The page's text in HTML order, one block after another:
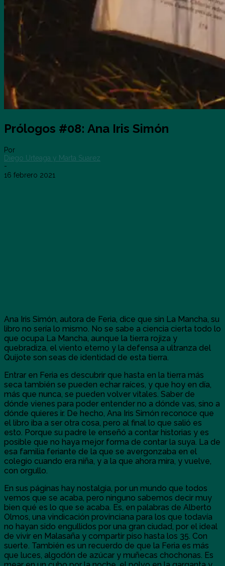
Prólogos #08: Ana Iris Simón
Por
Diego Urteaga y Marta Suarez
-
16 febrero 2021
Ana Iris Simón, autora de Feria, dice que sin La Mancha, su
libro no sería lo mismo. No se sabe a ciencia cierta todo lo
que ocupa La Mancha, aunque la tierra rojiza y
quebradiza, el viento eterno y la defensa a ultranza del
Quijote son seas de identidad de esta tierra.
Entrar en Feria es descubrir que hasta en la tierra más
seca también se pueden echar raíces, y que hoy en día,
más que nunca, se pueden volver vitales. Saber de
dónde vienes para poder entender no a dónde vas, sino a
dónde quieres ir. De hecho, Ana Iris Simón reconoce que
el libro iba a ser otra cosa, pero al final lo que salió es
esto. Porque su padre le enseñó a contar historias y es
posible que no haya mejor forma de contar la suya. La de
esa familia feriante de la que se avergonzaba en el
colegio cuando era niña, y a la que ahora mira, y vuelve,
con orgullo.
En sus páginas hay nostalgia, por un mundo que todos
vemos que se acaba, pero ninguno sabemos decir muy
bien qué es lo que se acaba. Es, en palabras de Alberto
Olmos, una vindicación provinciana para los que todavía
no hayan sido engullidos por una gran ciudad, por el ideal
de vivir en Malasaña y compartir piso hasta los 35. Con
suerte. También es un recuerdo de que la Feria es más
que luces, algodón de azúcar y muñecas chochonas. Es